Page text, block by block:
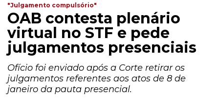
"Julgamento compulsório"
OAB contesta plenário
virtual no STF e pede
julgamentos presenciais
Ofício foi enviado após a Corte retirar os
julgamentos referentes aos atos de 8 de
janeiro da pauta presencial.